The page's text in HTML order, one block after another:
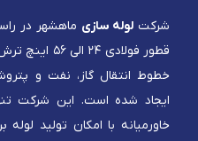
شرکت لوله سازی ماهشهر در
قطور
خطوط انتقال گاز، نفت و
ایجاد شده است. این شرکت
خاورمیانه با امکان تولید